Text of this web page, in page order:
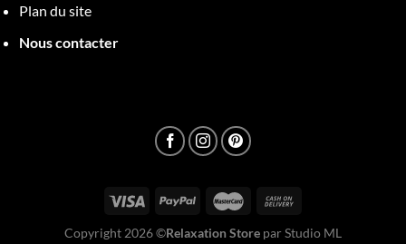
Plan du site
Nous contacter
Copyright 2026 ©Relaxation Store par Studio ML